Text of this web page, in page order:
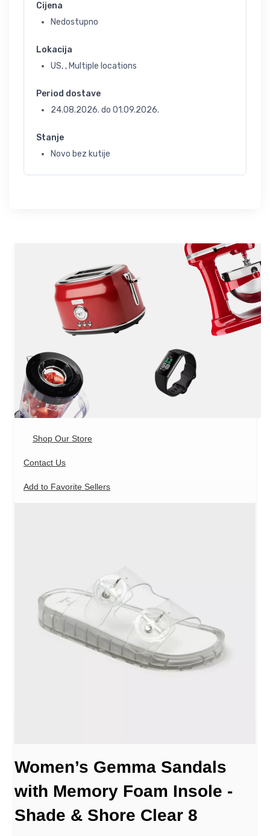
Cijena
Nedostupno
Lokacija
US, , Multiple locations
Period dostave
24.08.2026. do 01.09.2026.
Stanje
Novo bez kutije